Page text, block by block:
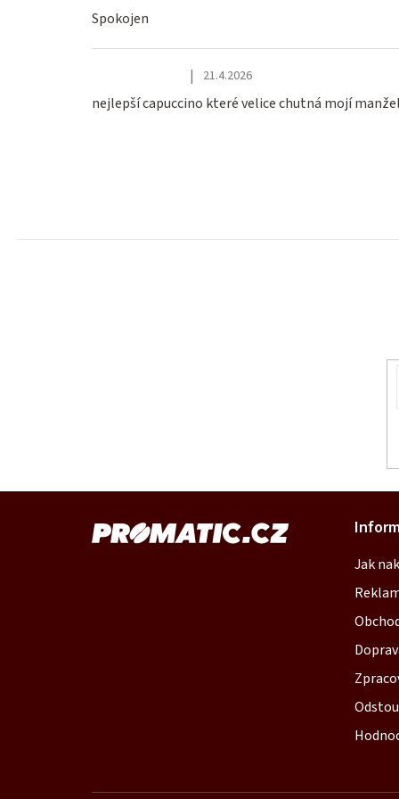
Spokojen
Hodnocení obchodu je 5 z 5 hvězdiček.
| 21.4.2026
nejlepší capuccino které velice chutná mojí
Jak